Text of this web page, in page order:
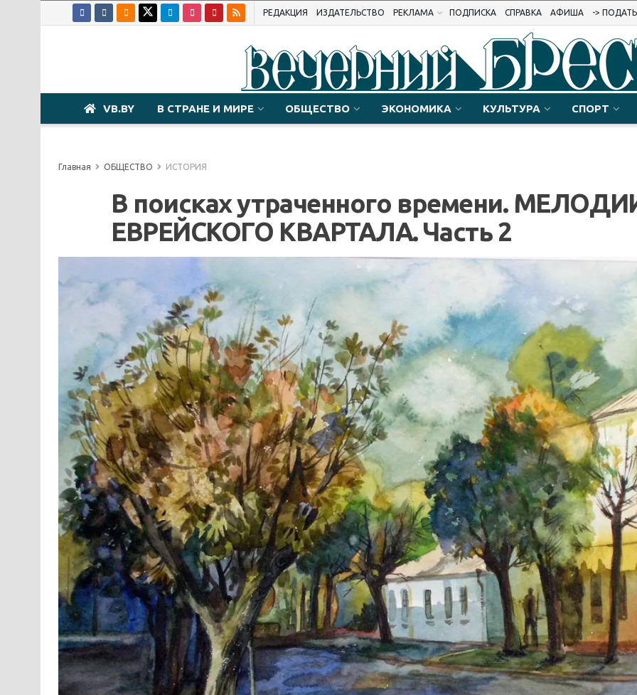
РЕДАКЦИЯ ИЗДАТЕЛЬСТВО РЕКЛАМА ПОДПИСКА СПРАВКА АФИША ->
VB.BY В СТРАНЕ И МИРЕ ОБЩЕСТВО ЭКОНОМИКА КУЛЬТУРА СПОРТ
Главная ОБЩЕСТВО ИСТОРИЯ
В поисках утраченного времени.
ЕВРЕЙСКОГО КВАРТАЛА. Часть 2